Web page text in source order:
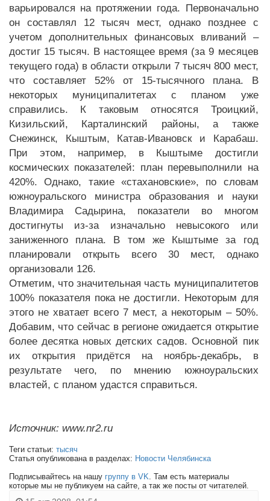
варьировался на протяжении года. Первоначально
он составлял 12 тысяч мест, однако позднее с
учетом дополнительных финансовых вливаний –
достиг 15 тысяч. В настоящее время (за 9 месяцев
текущего года) в области открыли 7 тысяч 800 мест,
что составляет 52% от 15-тысячного плана. В
некоторых муниципалитетах с планом уже
справились. К таковым относятся Троицкий,
Кизильский, Карталинский районы, а также
Снежинск, Кыштым, Катав-Ивановск и Карабаш.
При этом, например, в Кыштыме достигли
космических показателей: план перевыполнили на
420%. Однако, такие «стахановские», по словам
южноуральского министра образования и науки
Владимира Садырина, показатели во многом
достигнуты из-за изначально невысокого или
заниженного плана. В том же Кыштыме за год
планировали открыть всего 30 мест, однако
организовали 126.
Отметим, что значительная часть муниципалитетов
100% показателя пока не достигли. Некоторым для
этого не хватает всего 7 мест, а некоторым – 50%.
Добавим, что сейчас в регионе ожидается открытие
более десятка новых детских садов. Основной пик
их открытия придётся на ноябрь-декабрь, в
результате чего, по мнению южноуральских
властей, с планом удастся справиться.
Источник: www.nr2.ru
Теги статьи: тысяч
Статья опубликована в разделах: Новости Челябинска
Подписывайтесь на нашу группу в VK. Там есть материалы
которые мы не публикуем на сайте, а так же посты от читателей.